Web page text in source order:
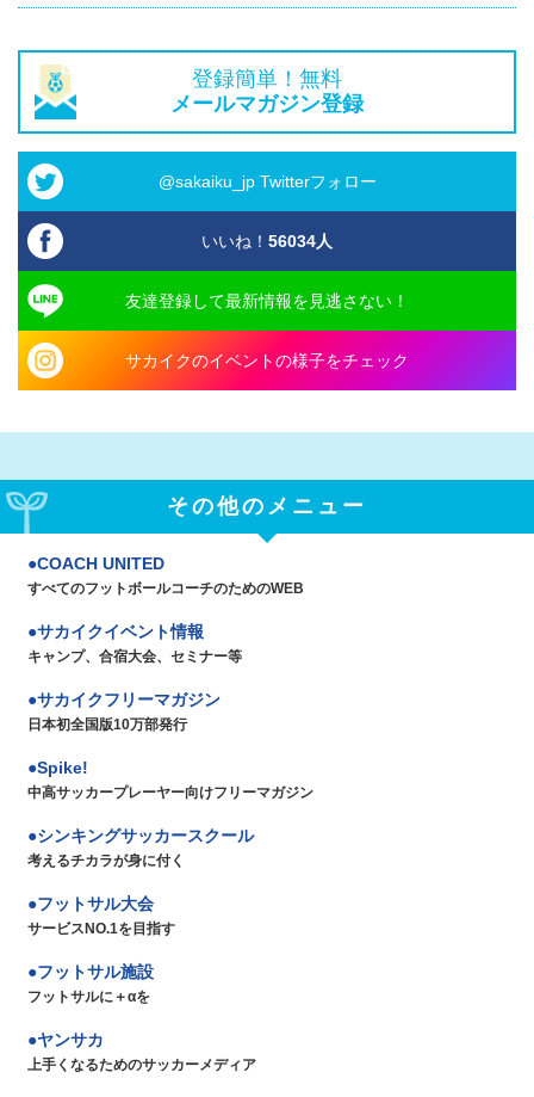
登録簡単！無料
メールマガジン登録
@sakaiku_jp Twitterフォロー
いいね！ 56034人
友達登録して最新情報を見逃さない！
サカイクのイベントの様子をチェック
その他のメニュー
COACH UNITED
すべてのフットボールコーチのためのWEB
サカイクイベント情報
キャンプ、合宿大会、セミナー等
サカイクフリーマガジン
日本初全国版10万部発行
Spike!
中高サッカープレーヤー向けフリーマガジン
シンキングサッカースクール
考えるチカラが身に付く
フットサル大会
サービスNO.1を目指す
フットサル施設
フットサルに＋αを
ヤンサカ
上手くなるためのサッカーメディア